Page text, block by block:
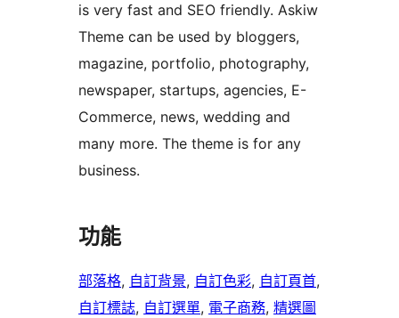
is very fast and SEO friendly. Askiw
Theme can be used by bloggers,
magazine, portfolio, photography,
newspaper, startups, agencies, E-
Commerce, news, wedding and
many more. The theme is for any
business.
功能
部落格, 自訂背景, 自訂色彩, 自訂頁首
自訂標誌, 自訂選單, 電子商務, 精選圖